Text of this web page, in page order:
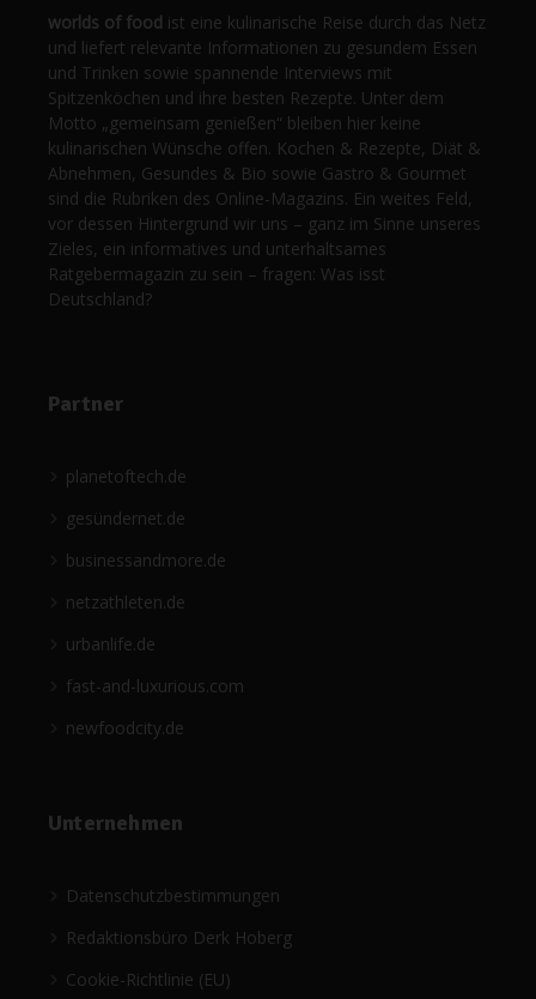
worlds of food ist eine kulinarische Reise durch das Netz
und liefert relevante Informationen zu gesundem Essen
und Trinken sowie spannende Interviews mit
Spitzenköchen und ihre besten Rezepte. Unter dem
Motto „gemeinsam genießen“ bleiben hier keine
kulinarischen Wünsche offen. Kochen & Rezepte, Diät &
Abnehmen, Gesundes & Bio sowie Gastro & Gourmet
sind die Rubriken des Online-Magazins. Ein weites Feld,
vor dessen Hintergrund wir uns – ganz im Sinne unseres
Zieles, ein informatives und unterhaltsames
Ratgebermagazin zu sein – fragen: Was isst
Deutschland?
Partner
planetoftech.de
gesündernet.de
businessandmore.de
netzathleten.de
urbanlife.de
fast-and-luxurious.com
newfoodcity.de
Unternehmen
Datenschutzbestimmungen
Redaktionsbüro Derk Hoberg
Cookie-Richtlinie (EU)